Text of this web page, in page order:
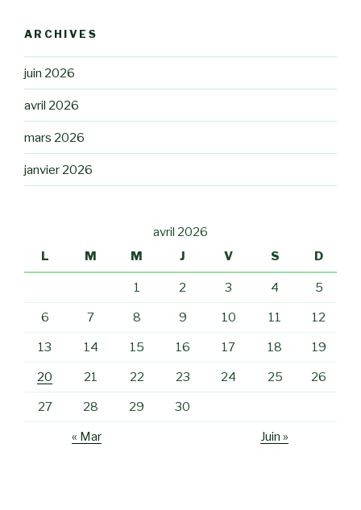
ARCHIVES
juin 2026
avril 2026
mars 2026
janvier 2026
avril 2026
L
M M J V S D
1 2 3 4 5
6 7 8 9 10 11 12
13 14 15 16 17 18 19
20 21 22 23 24 25 26
27 28 29 30
« Mar Juin »